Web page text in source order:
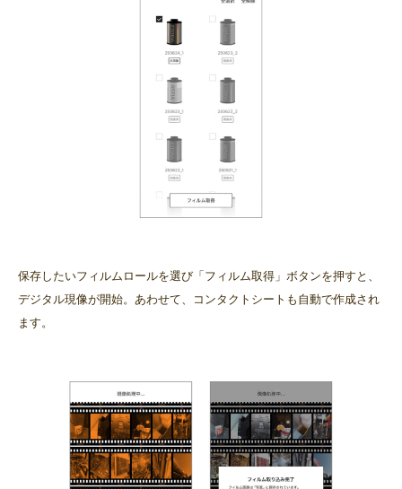
保存したいフィルムロールを選び「フィルム取得」ボタンを押すと、
デジタル現像が開始。あわせて、コンタクトシートも自動で作成され
ます。